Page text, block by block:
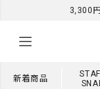
3,300
新着商品